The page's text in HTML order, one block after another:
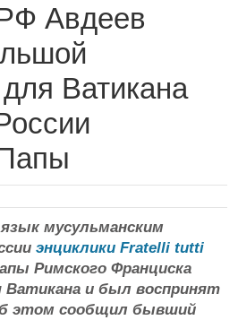
Авдеев
Ватикана
мусульманским
энциклики Fratelli tutti
Римского Франциска
Ватикана и был воспринят
этом сообщил бывший